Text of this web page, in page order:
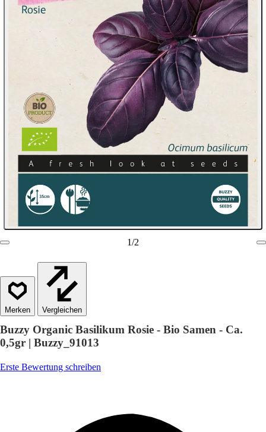
1/2
Vergleichen
Buzzy Organic Basilikum Rosie - Bio Samen - Ca.
0,5gr | Buzzy_91013
Erste Bewertung schreiben